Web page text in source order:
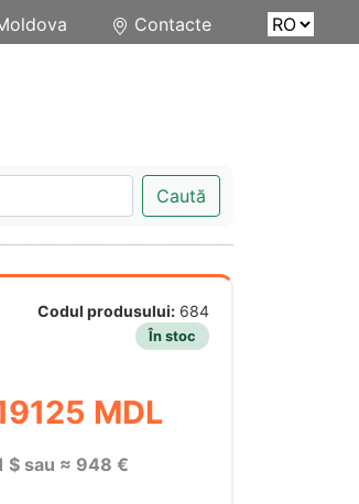
Contacte
Caută
Codul produsului: 684
În stoc
MDL
$ sau ≈ 948 €